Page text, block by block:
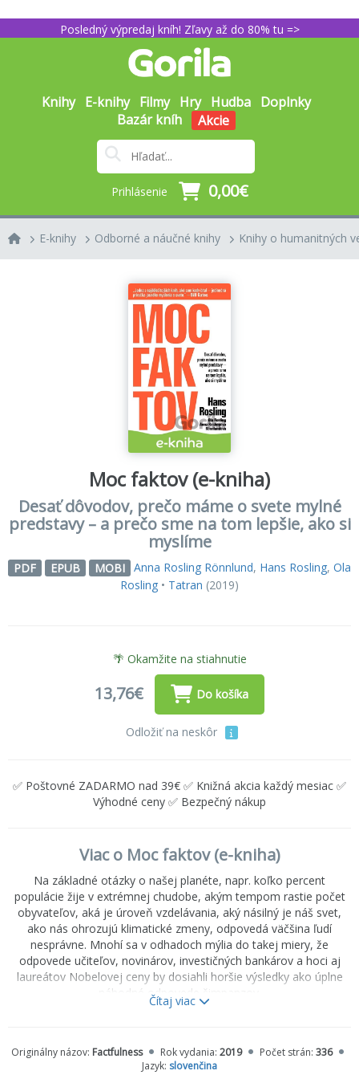
Posledný výpredaj kníh! Zľavy až do 80% tu =>
Knihy E-knihy Filmy Hry Hudba Doplnky
Bazár kníh
Akcie
Prihlásenie 0,00€
E-knihy Odborné a náučné knihy Knihy o humanitných
Moc faktov (e-kniha)
Desať dôvodov, prečo máme o svete mylné
predstavy – a prečo sme na tom lepšie, ako si
myslíme
PDF EPUB MOBI Anna Rosling Rönnlund, Hans Rosling, Ola
Rosling • Tatran (2019)
🌴 Okamžite na stiahnutie
13,76€ Do košíka
Odložiť na neskôr
✅ Poštovné ZADARMO nad 39€ ✅ Knižná akcia každý mesiac ✅
Výhodné ceny ✅ Bezpečný nákup
Viac o Moc faktov (e-kniha)
Na základné otázky o našej planéte, napr. koľko percent
populácie žije v extrémnej chudobe, akým tempom rastie počet
obyvateľov, aká je úroveň vzdelávania, aký násilný je náš svet,
ako nás ohrozujú klimatické zmeny, odpovedá väčšina ľudí
nesprávne. Mnohí sa v odhadoch mýlia do takej miery, že
odpovede učiteľov, novinárov, investičných bankárov a hoci aj
laureátov Nobelovej ceny by dosiahli horšie výsledky ako úplne
náhodné odpovede šimpanzov.
svojimi spolupracovníkmi ponúka čitateľom revolučne nové
vysvetlenie tohto javu. Odhaľuje desať inštinktov, ktoré
Čítaj viac
Originálny názov: Factfulness Rok vydania: 2019 Počet strán: 336
Jazyk: slovenčina